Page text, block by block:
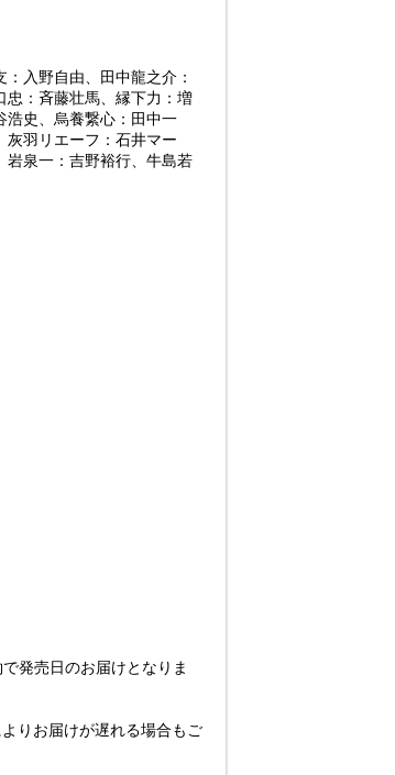
入野自由、田中龍之介：
忠：斉藤壮馬、縁下力：増
浩史、烏養繋心：田中一
灰羽リエーフ：石井マー
岩泉一：吉野裕行、牛島若
発売日のお届けとなりま
りお届けが遅れる場合もご